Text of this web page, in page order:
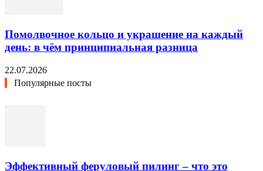
Помолвочное кольцо и украшение на каждый
день: в чём принципиальная разница
22.07.2026
Популярные посты
Эффективный феруловый пилинг – что это